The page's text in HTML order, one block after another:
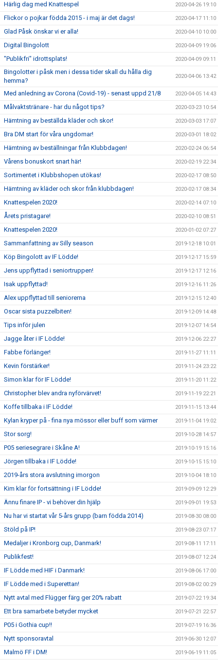
Härlig dag med Knattespel 2020-04-26 19:10
Flickor o pojkar födda 2015 - i maj är det dags! 2020-04-17 11:10
Glad Påsk önskar vi er alla! 2020-04-10 10:00
Digital Bingolott 2020-04-09 19:06
"Publikfri" idrottsplats! 2020-04-09 09:11
Bingolotter i påsk men i dessa tider skall du hålla dig
hemma?
2020-04-06 13:42
Med anledning av Corona (Covid-19) - senast uppd 21/8 2020-04-05 14:43
Målvaktstränare - har du något tips? 2020-03-23 10:54
Hämtning av beställda kläder och skor! 2020-03-03 17:07
Bra DM start för våra ungdomar! 2020-03-01 18:02
Hämtning av beställningar från Klubbdagen! 2020-02-24 06:54
Vårens bonuskort snart här! 2020-02-19 22:34
Sortimentet i Klubbshopen utökas! 2020-02-17 08:50
Hämtning av kläder och skor från klubbdagen! 2020-02-17 08:34
Knattespelen 2020! 2020-02-14 07:10
Årets pristagare! 2020-02-10 08:51
Knattespelen 2020! 2020-01-02 07:27
Sammanfattning av Silly season 2019-12-18 10:01
Köp Bingolott av IF Lödde! 2019-12-17 15:59
Jens uppflyttad i seniortruppen! 2019-12-17 12:16
Isak uppflyttad! 2019-12-16 11:26
Alex uppflyttad till seniorerna 2019-12-15 12:40
Oscar sista puzzelbiten! 2019-12-09 14:48
Tips inför julen 2019-12-07 14:54
Jagge åter i IF Lödde! 2019-12-06 22:27
Fabbe förlänger! 2019-11-27 11:11
Kevin förstärker! 2019-11-24 23:22
Simon klar för IF Lödde! 2019-11-20 11:22
Christopher blev andra nyförvärvet! 2019-11-19 22:21
Koffe tillbaka i IF Lödde! 2019-11-15 13:44
Kylan kryper på - fina nya mössor eller buff som värmer 2019-11-04 19:02
Stor sorg! 2019-10-28 14:57
P05 seriesegrare i Skåne A! 2019-10-19 15:16
Jörgen tillbaka i IF Lödde! 2019-10-15 15:10
2019-års stora avslutning imorgon 2019-10-04 18:10
Kim klar för fortsättning i IF Lödde! 2019-09-09 12:29
Ännu finare IP - vi behöver din hjälp 2019-09-01 19:53
Nu har vi startat vår 5-års grupp (barn födda 2014) 2019-08-30 08:00
Stöld på IP! 2019-08-23 07:17
Medaljer i Kronborg cup, Danmark! 2019-08-11 17:11
Publikfest! 2019-08-07 12:24
IF Lödde med HIF i Danmark! 2019-08-06 17:00
IF Lödde med i Superettan! 2019-08-02 00:29
Nytt avtal med Flügger färg ger 20% rabatt 2019-07-22 19:34
Ett bra samarbete betyder mycket 2019-07-21 22:57
P05 i Gothia cup!! 2019-07-19 16:36
Nytt sponsoravtal 2019-06-30 12:07
Malmö FF i DM! 2019-06-19 11:05